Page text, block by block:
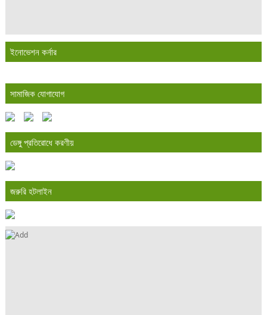
ইনোভেশন কর্নার
সামাজিক যোগাযোগ
ডেঙ্গু প্রতিরোধে করণীয়
জরুরি হটলাইন